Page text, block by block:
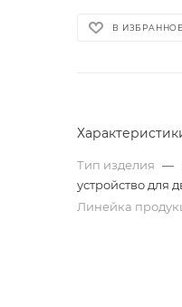
В ИЗБРАННОЕ
Тип изделия —
устройство для
Линейка